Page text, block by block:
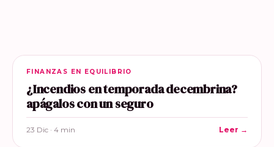
FINANZAS EN EQUILIBRIO
¿Incendios en temporada decembrina?
apágalos con un seguro
23 Dic · 4 min Leer →